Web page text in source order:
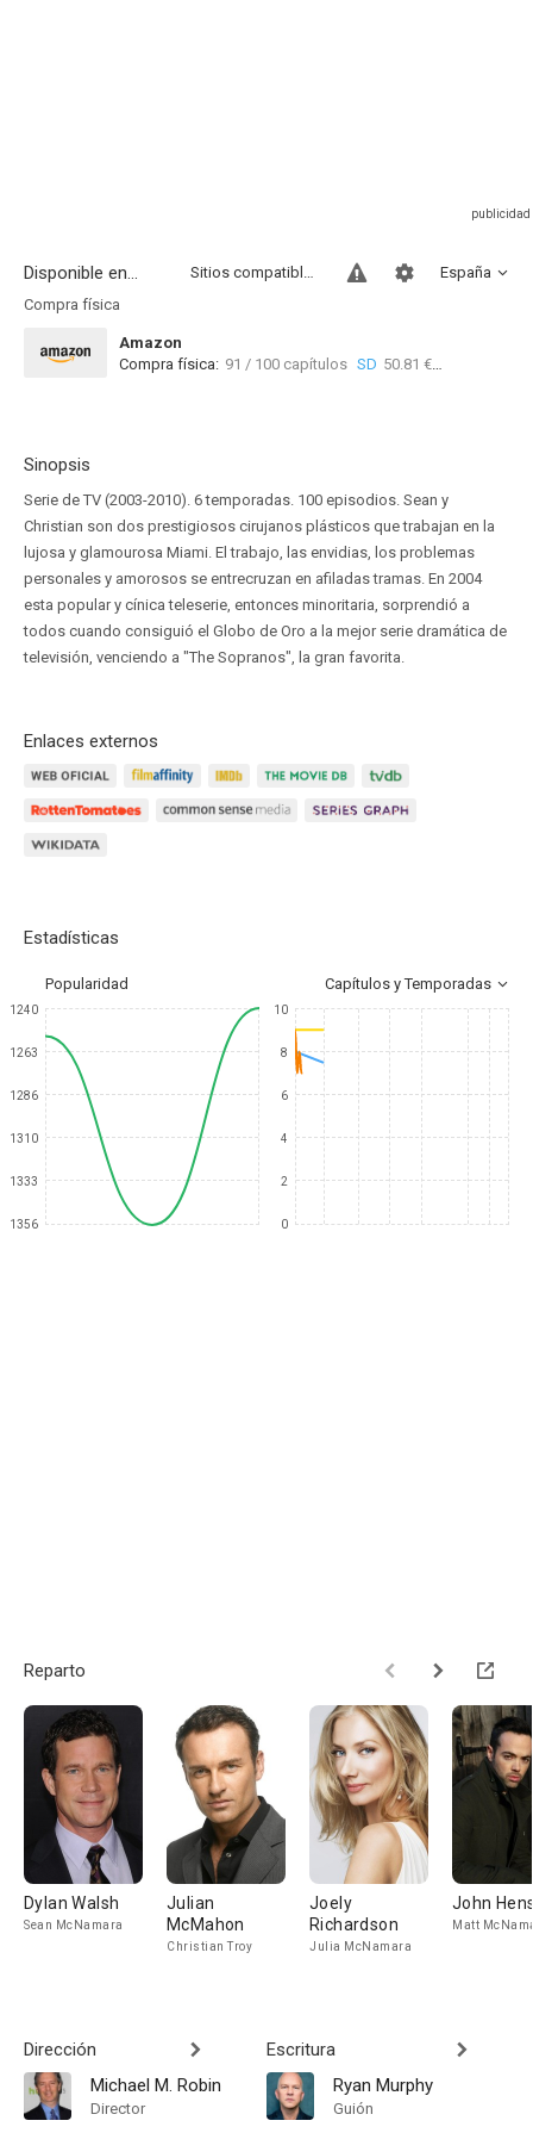
Disponible en... España
Sitios compatibles
Compra física
Amazon
Compra física: 91 / 100 capítulos SD 50.81 €
Sinopsis
Serie de TV (2003-2010). 6 temporadas. 100 episodios. Sean y
Christian son dos prestigiosos cirujanos plásticos que trabajan en la
lujosa y glamourosa Miami. El trabajo, las envidias, los problemas
personales y amorosos se entrecruzan en afiladas tramas. En 2004
esta popular y cínica teleserie, entonces minoritaria, sorprendió a
todos cuando consiguió el Globo de Oro a la mejor serie dramática de
televisión, venciendo a "The Sopranos", la gran favorita.
Enlaces externos
Estadísticas
Popularidad Capítulos y Temporadas
1240
1263
1286
1310
1333
1356
10
8
6
4
2
0
Reparto
Dylan Walsh
Sean McNamara
Julian
McMahon
Christian Troy
Joely
Richardson
Julia McNamara
John
Matt
Dirección
Michael M. Robin
Director
Escritura
Ryan Murphy
Guión